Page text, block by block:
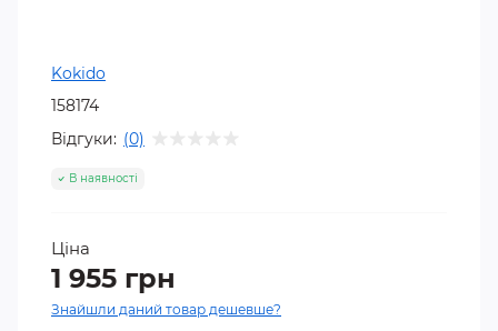
Kokido
158174
Відгуки: (0)
В наявності
Ціна
1 955 грн
Знайшли даний товар дешевше?